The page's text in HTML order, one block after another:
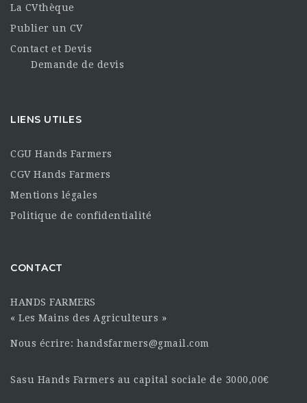
La CVthèque
Publier un CV
Contact et Devis
Demande de devis
LIENS UTILES
CGU Hands Farmers
CGV Hands Farmers
Mentions légales
Politique de confidentialité
CONTACT
HANDS FARMERS
« Les Mains des Agriculteurs »
Nous écrire: handsfarmers@gmail.com
Sasu Hands Farmers au capital sociale de 3000,00€